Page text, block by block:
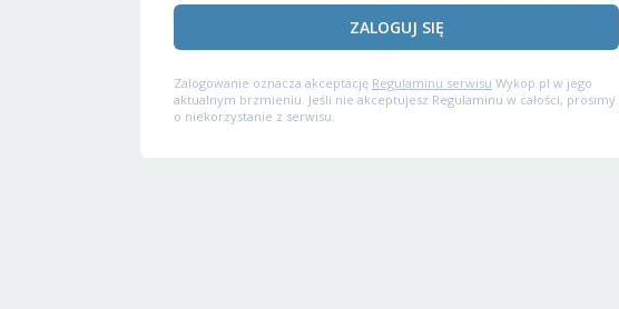
ZALOGUJ SIĘ
Zalogowanie oznacza akceptację Regulaminu serwisu Wykop.pl w jego
aktualnym brzmieniu. Jeśli nie akceptujesz Regulaminu w całości, prosimy
o niekorzystanie z serwisu.